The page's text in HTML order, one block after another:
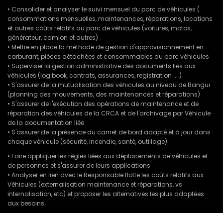
• Consolider et analyser le suivi mensuel du parc de véhicules (
consommations mensuelles, maintenances, réparations, locations
et autres coûts relatifs au parc de véhicules (voitures, motos,
générateur, camion et autres)
• Mettre en place la méthode de gestion d'approvisionnement en
carburant, pièces détachées et consommables du parc véhicules
• Superviser la gestion administrative des documents liés aux
véhicules (log book, contrats, assurances, registration ... )
• S'assurer de la mutualisation des véhicules au niveau de Bangui
(planning des mouvements, des maintenances et réparations)
• S'assurer de l'exécution des opérations de maintenance et de
réparation des véhicules de la CRCA et de l'archivage par Véhicule
de la documentation liée
• S'assurer de la présence du carnet de bord adapté et à jour dans
chaque véhicule (sécurité, incendie, santé, outillage)
• Faire appliquer les règles liées aux déplacements de véhicules et
de personnes et s'assurer de leurs applications
• Analyser en lien avec le Responsable flotte les coûts relatifs aux
Véhicules (externalisation maintenance et réparations, vs
internalisation, etc) et proposer les alternatives les plus adaptées
aux besoins